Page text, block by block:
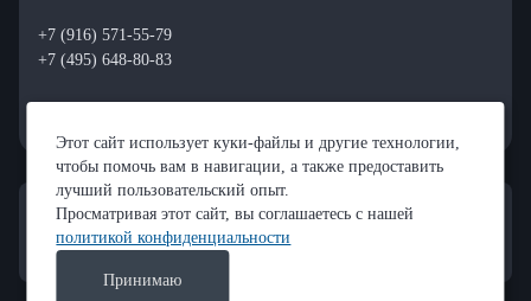
+7 (916) 571-55-79
+7 (495) 648-80-83
Этот сайт использует куки-файлы и другие технологии,
чтобы помочь вам в навигации, а также предоставить
лучший пользовательский опыт.
Просматривая этот сайт, вы соглашаетесь с нашей
политикой конфиденциальности
Принимаю